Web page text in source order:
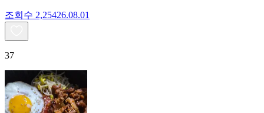
조회수 2,25426.08.01
37